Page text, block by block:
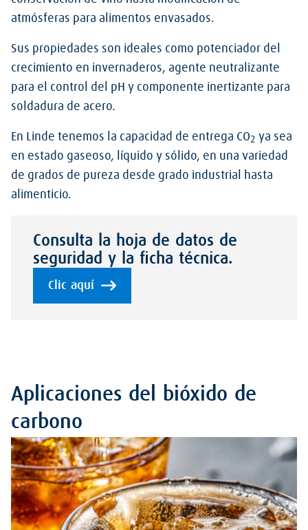
Consulta la hoja de datos de
seguridad y la ficha técnica.
Clic aquí
atmósferas para alimentos envasados.
Sus propiedades son ideales como potenciador del
crecimiento en invernaderos, agente neutralizante
para el control del pH y componente inertizante para
soldadura de acero.
En Linde tenemos la capacidad de entrega CO2 ya sea
en estado gaseoso, líquido y sólido, en una variedad
de grados de pureza desde grado industrial hasta
alimenticio.
Aplicaciones del bióxido de
carbono